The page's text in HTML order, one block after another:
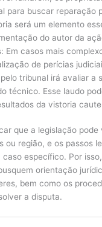
para buscar reparação
será um elemento
do autor da
Em casos mais
de perícias
tribunal irá avaliar a
técnico. Esse laudo
da vistoria
que a legislação pode
ou região, e os passos
específico. Por
orientação
bem como os
a disputa.